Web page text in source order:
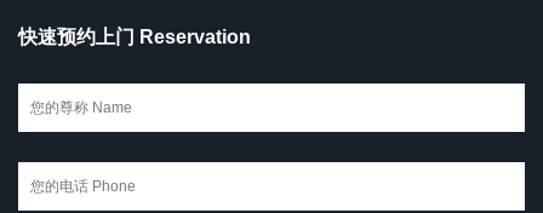
快速预约上门 Reservation